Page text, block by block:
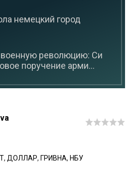
немецкий город
военную революцию: Си
поручение арми...
, ДОЛЛАР, ГРИВНА, НБУ